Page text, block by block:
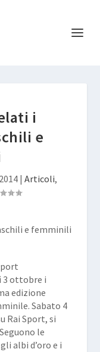
i
e
| Articoli,
3 ottobre i
edizione
Sabato 4
Rai Sport, si
le
albi d’oro e i